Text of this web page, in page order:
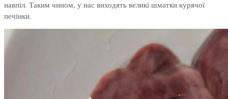
навпіл. Таким чином, у нас виходять великі шматки курячої
печінки.